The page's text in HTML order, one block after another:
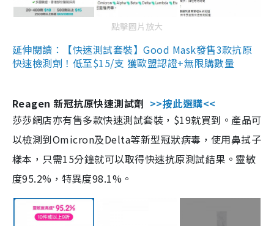
點擊圖片放大
延伸閱讀：【快速測試套裝】Good Mask發售3款抗原
快速檢測劑！低至$15/支 獲歐盟認證+無限購數量
Reagen 新冠抗原快速測試劑 >>按此選購<<
莎莎網店亦有售多款快速測試套裝，$19就買到。產品可
以檢測到Omicron及Delta等新型冠狀病毒，使用鼻拭子
樣本，只需15分鐘就可以取得快速抗原測試結果。靈敏
度95.2%，特異度98.1%。